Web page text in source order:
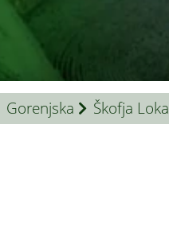
Gorenjska Škofja Loka